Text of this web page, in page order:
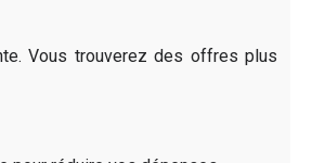
Vous trouverez des offres plus